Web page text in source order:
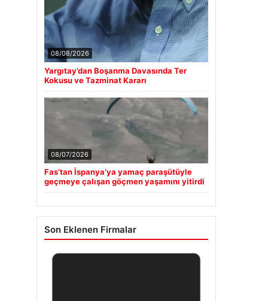
08/08/2026
Yargıtay’dan Boşanma Davasında Ter
Kokusu ve Tazminat Kararı
08/07/2026
Fas’tan İspanya’ya yamaç paraşütüyle
geçmeye çalışan göçmen yaşamını yitirdi
Son Eklenen Firmalar